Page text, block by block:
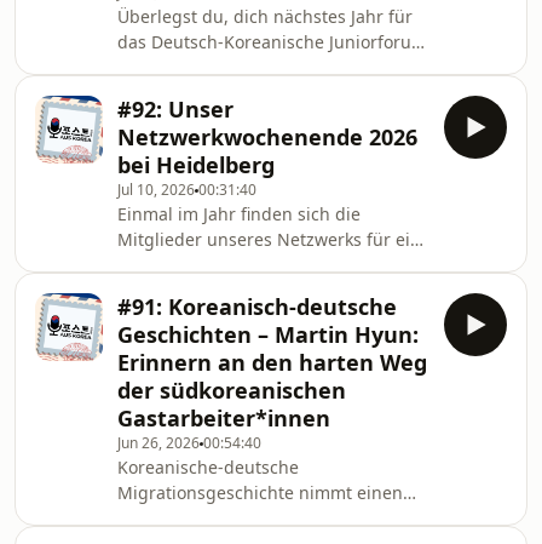
dieser zweiten Folge geht’s jetzt auf
ins Juniorforum 2025: Verena,
Muhong und Michelle sprechen über
den Ablauf des Deutsch-Kor
Überlegst du, dich nächstes Jahr für
das Deutsch-Koreanische Juniorforum
beantworten kannst, dann sind die
nächsten zwei Folgen von Post aus
Korea genau für dich! In dieser ersten
Folge geht es um das
Einführungsseminar. Denn bevor es
beim jährlichen Deutsch-
Koreanischen Juniorforum richtig
losgeht, gibt es erstmal eine knappe
Woche v
#92: Unser
Netzwerkwochenende 2026
bei Heidelberg
Jul 10, 202600:31:40
Einmal im Jahr finden sich die
Mitglieder unseres Netzwerks für ein
Jugendburg Rotenberg in der Nähe
von Heidelberg. Dort haben wir uns
ausgetauscht, gemeinsam Workshops
besucht und natürlich leckeres
koreanisches Essen gegessen.Wir
berichten von koreanischer
Knotenkunst, dem Kartenspiel Go-
Stop, der Kunst des Webtoon-
Übersetzens und der ko
#91: Koreanisch-deutsche
Geschichten – Martin Hyun:
Erinnern an den harten Weg
der südkoreanischen
Gastarbeiter*innen
Jun 26, 202600:54:40
Koreanische-deutsche
Migrationsgeschichte nimmt einen